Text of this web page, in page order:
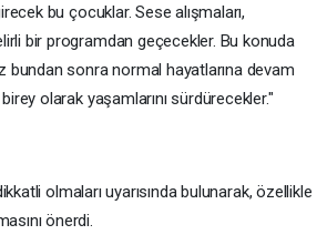
bu çocuklar. Sese alışmaları,
bir programdan geçecekler. Bu konuda
bundan sonra normal hayatlarına devam
olarak yaşamlarını sürdürecekler."
olmaları uyarısında bulunarak, özellikle
önerdi.